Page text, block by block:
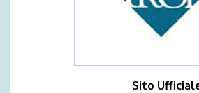
Sito